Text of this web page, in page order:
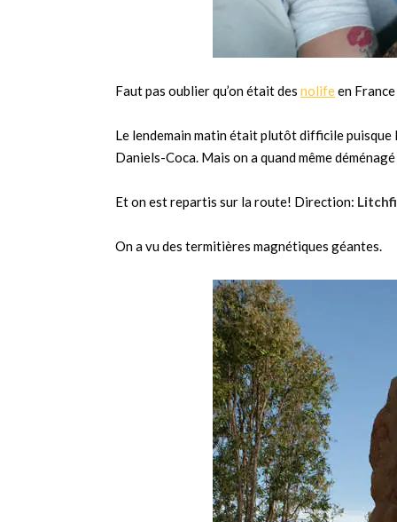
Faut pas oublier qu’on était des nolifeen
Le lendemain matin était plutôt difficile puisque
Daniels-Coca. Mais on a quand même
Et on est repartis sur la route! Direction:
On a vu des termitières magnétiques géantes.